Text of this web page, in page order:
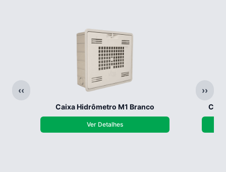
‹‹ ››
Caixa Hidrômetro M1 Branco
Ver Detalhes